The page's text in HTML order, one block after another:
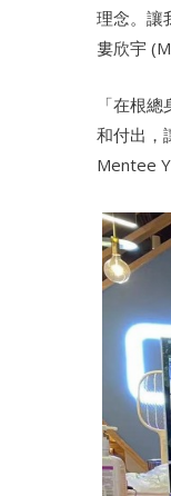
理念。讓
婁欣宇
「在根
和付出，
Mentee